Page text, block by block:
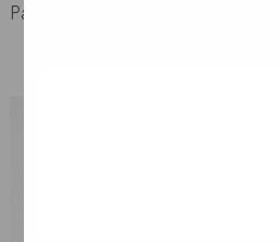
Pamiętajmy, że kłamstwo i tak